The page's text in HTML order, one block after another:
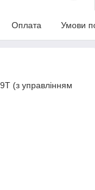
Оплата Умови
(з управлінням